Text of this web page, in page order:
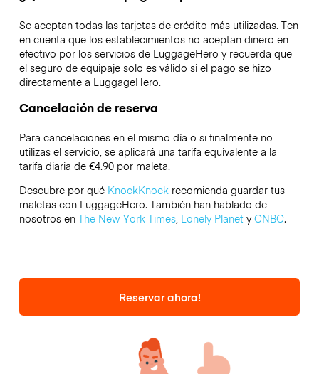
Se aceptan todas las tarjetas de crédito más utilizadas. Ten
en cuenta que los establecimientos no aceptan dinero en
efectivo por los servicios de LuggageHero y recuerda que
el seguro de equipaje solo es válido si el pago se hizo
directamente a LuggageHero.
Cancelación de reserva
Para cancelaciones en el mismo día o si finalmente no
utilizas el servicio, se aplicará una tarifa equivalente a la
tarifa diaria de €4.90 por maleta.
Descubre por qué KnockKnockrecomienda guardar tus
maletas con LuggageHero. También han hablado de
nosotros en The New York Times, Lonely Planety CNBC.
Reservar ahora!